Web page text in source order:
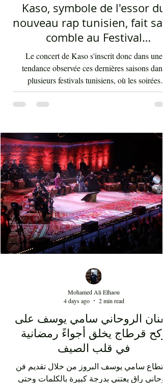
Kaso, symbole de l'essor du
nouveau rap tunisien, fait
comble au Festival
international de Sfax - Par
Sofien Manaï
Le concert de Kaso s'inscrit donc dans une
tendance observée ces dernières saisons dans
plusieurs festivals tunisiens, où les soirées
consacrées au rap enregistrent régulièrement
fortes affluences. Cette montée en puissance
de la scène artistique nationale, depuis
au moins 15 ans. Au-delà de la performance
l'artiste Kaso, cette soirée au Théâtre d'été de
الروحاني سامي يوسف على
ركح قرطاج يخلق أجواءً رمضانية
في قلب الصيف
سامي يوسف البروز من خلال تقديم فن
راقٍ يعتني بدرجة كبيرة بالكلمات وحتى
Mohamed Ali Elhaou
4 days ago
2 min read